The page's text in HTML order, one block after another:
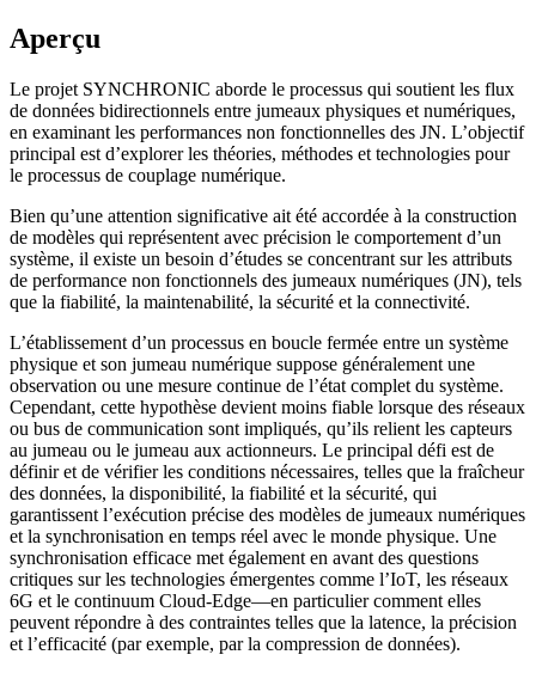
Aperçu
Le projet SYNCHRONIC aborde le processus qui soutient les flux
de données bidirectionnels entre jumeaux physiques et numériques,
en examinant les performances non fonctionnelles des JN. L’objectif
principal est d’explorer les théories, méthodes et technologies pour
le processus de couplage numérique.
Bien qu’une attention significative ait été accordée à la construction
de modèles qui représentent avec précision le comportement d’un
système, il existe un besoin d’études se concentrant sur les attributs
de performance non fonctionnels des jumeaux numériques (JN), tels
que la fiabilité, la maintenabilité, la sécurité et la connectivité.
L’établissement d’un processus en boucle fermée entre un système
physique et son jumeau numérique suppose généralement une
observation ou une mesure continue de l’état complet du système.
Cependant, cette hypothèse devient moins fiable lorsque des réseaux
ou bus de communication sont impliqués, qu’ils relient les capteurs
au jumeau ou le jumeau aux actionneurs. Le principal défi est de
définir et de vérifier les conditions nécessaires, telles que la fraîcheur
des données, la disponibilité, la fiabilité et la sécurité, qui
garantissent l’exécution précise des modèles de jumeaux numériques
et la synchronisation en temps réel avec le monde physique. Une
synchronisation efficace met également en avant des questions
critiques sur les technologies émergentes comme l’IoT, les réseaux
6G et le continuum Cloud-Edge—en particulier comment elles
peuvent répondre à des contraintes telles que la latence, la précision
et l’efficacité (par exemple, par la compression de données).